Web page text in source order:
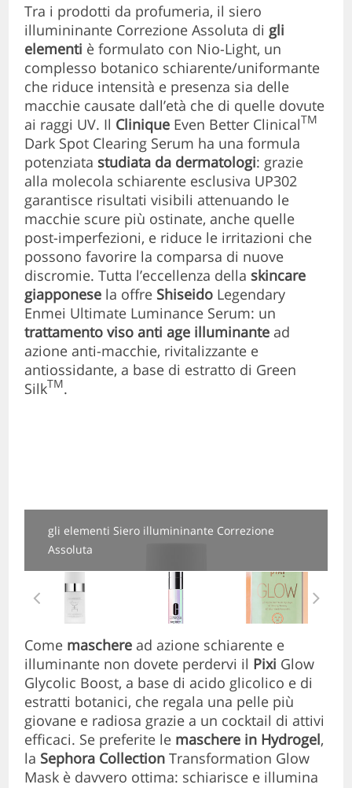
Tra i prodotti da profumeria, il siero
illumininante Correzione Assoluta di gli
elementi è formulato con Nio-Light, un
complesso botanico schiarente/uniformante
che riduce intensità e presenza sia delle
macchie causate dall’età che di quelle dovute
ai raggi UV. Il Clinique Even Better ClinicalTM
Dark Spot Clearing Serum ha una formula
potenziata studiata da dermatologi: grazie
alla molecola schiarente esclusiva UP302
garantisce risultati visibili attenuando le
macchie scure più ostinate, anche quelle
post-imperfezioni, e riduce le irritazioni che
possono favorire la comparsa di nuove
discromie. Tutta l’eccellenza della skincare
giapponese la offre Shiseido Legendary
Enmei Ultimate Luminance Serum: un
trattamento viso anti age illuminante ad
azione anti-macchie, rivitalizzante e
antiossidante, a base di estratto di Green
SilkTM.
gli elementi Siero illumininante Correzione
Assoluta
Come maschere ad azione schiarente e
illuminante non dovete perdervi il Pixi Glow
Glycolic Boost, a base di acido glicolico e di
estratti botanici, che regala una pelle più
giovane e radiosa grazie a un cocktail di attivi
efficaci. Se preferite le maschere in Hydrogel,
la Sephora Collection Transformation Glow
Mask è davvero ottima: schiarisce e illumina